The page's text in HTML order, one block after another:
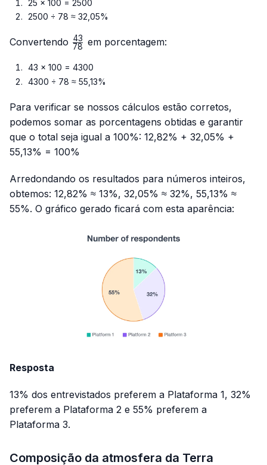
25 × 100 = 2500
2500 ÷ 78 ≈ 32,05%
Convertendo \frac{43}
78
43 em porcentagem:
43 × 100 = 4300
4300 ÷ 78 ≈ 55,13%
Para verificar se nossos cálculos estão corretos,
podemos somar as porcentagens obtidas e garantir
que o total seja igual a 100%: 12,82% + 32,05% +
55,13% = 100%
Arredondando os resultados para números inteiros,
obtemos: 12,82% ≈ 13%, 32,05% ≈ 32%, 55,13% ≈
55%. O gráfico gerado ficará com esta aparência:
Resposta
13% dos entrevistados preferem a Plataforma 1, 32%
preferem a Plataforma 2 e 55% preferem a
Plataforma 3.
Composição da atmosfera da Terra